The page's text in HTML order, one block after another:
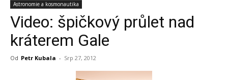
Astronomie a kosmonautika
Video: špičkový průlet nad
kráterem Gale
Od Petr Kubala - Srp 27, 2012